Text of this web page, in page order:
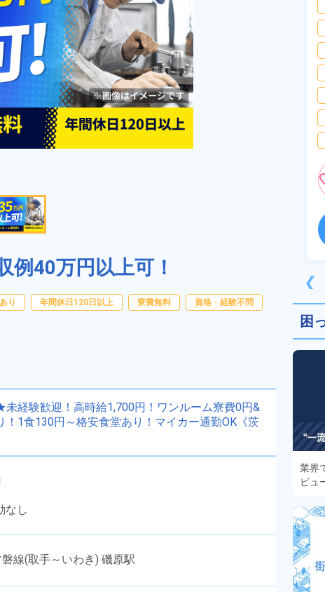
40万円以上可！
り 年間休日120日以上 寮費無料 資格・経験不問
経験歓迎！高時給1,700円！ワンルーム寮費0円&
1食130円～格安食堂あり！マイカー通勤OK《茨
なし
線(取手～いわき) 磯原駅
❮
リフト,クレーン・玉掛
け
男性活躍中 年間休日120日以上
社会保険完備 土日祝休み
寮完備 赴任旅費あり
寮費無料 送迎あり
経験者優遇
キープする
困
業界
ビュ